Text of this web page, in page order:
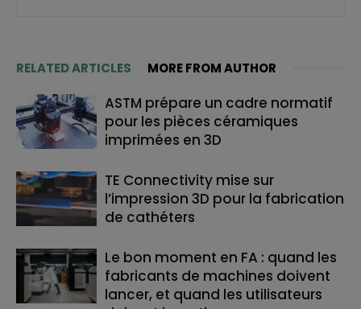
RELATED ARTICLES MORE FROM AUTHOR
ASTM prépare un cadre normatif
pour les pièces céramiques
imprimées en 3D
TE Connectivity mise sur
l’impression 3D pour la fabrication
de cathéters
Le bon moment en FA : quand les
fabricants de machines doivent
lancer, et quand les utilisateurs